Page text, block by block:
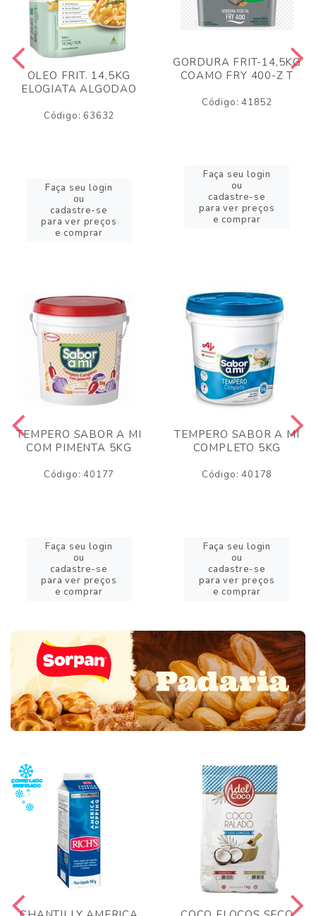
OLEO FRIT. 14,5KG
ELOGIATA ALGODAO
Código: 63632
Faça seu login
ou
cadastre-se
para ver preços
e comprar
GORDURA FRIT-14,5KG
COAMO FRY 400-Z T
Código: 41852
Faça seu login
ou
cadastre-se
para ver preços
e comprar
TEMPERO SABOR A MI
COM PIMENTA 5KG
Código: 40177
Faça seu login
ou
cadastre-se
para ver preços
e comprar
TEMPERO SABOR A MI
COMPLETO 5KG
Código: 40178
Faça seu login
ou
cadastre-se
para ver preços
e comprar